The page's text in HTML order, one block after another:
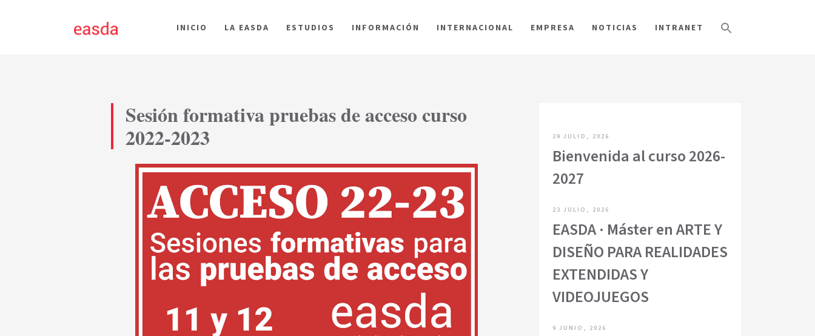
INICIO LA EASDA ESTUDIOS INFORMACIÓN INTERNACIONAL EMPRESA NOTICIAS INTRANET
Sesión formativa pruebas de acceso curso
2022-2023
29 JULIO, 2026
Bienvenida al curso 2026-
2027
23 JULIO, 2026
EASDA · Máster en ARTE Y
DISEÑO PARA REALIDADES
EXTENDIDAS Y
VIDEOJUEGOS
9 JUNIO, 2026